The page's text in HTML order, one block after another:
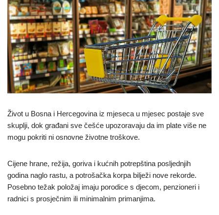
Život u Bosna i Hercegovina iz mjeseca u mjesec postaje sve
skuplji, dok građani sve češće upozoravaju da im plate više ne
mogu pokriti ni osnovne životne troškove.
Cijene hrane, režija, goriva i kućnih potrepština posljednjih
godina naglo rastu, a potrošačka korpa bilježi nove rekorde.
Posebno težak položaj imaju porodice s djecom, penzioneri i
radnici s prosječnim ili minimalnim primanjima.